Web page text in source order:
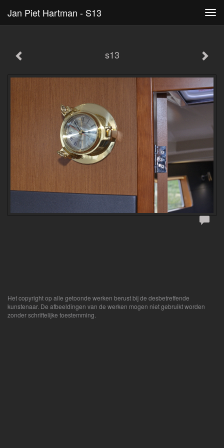
Jan Piet Hartman - S13
s13
Het copyright op alle getoonde werken berust bij de desbetreffende
kunstenaar. De afbeeldingen van de werken mogen niet gebruikt worden
zonder schriftelijke toestemming.